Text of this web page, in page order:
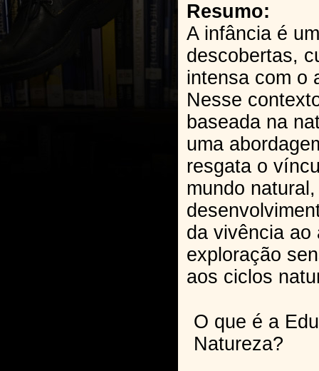
Resumo:
A infância é
descobertas,
intensa com o
Nesse
baseada na
uma
resgata o
mundo
da vivência ao
exploração
aos ciclos
O que é a
Natureza?